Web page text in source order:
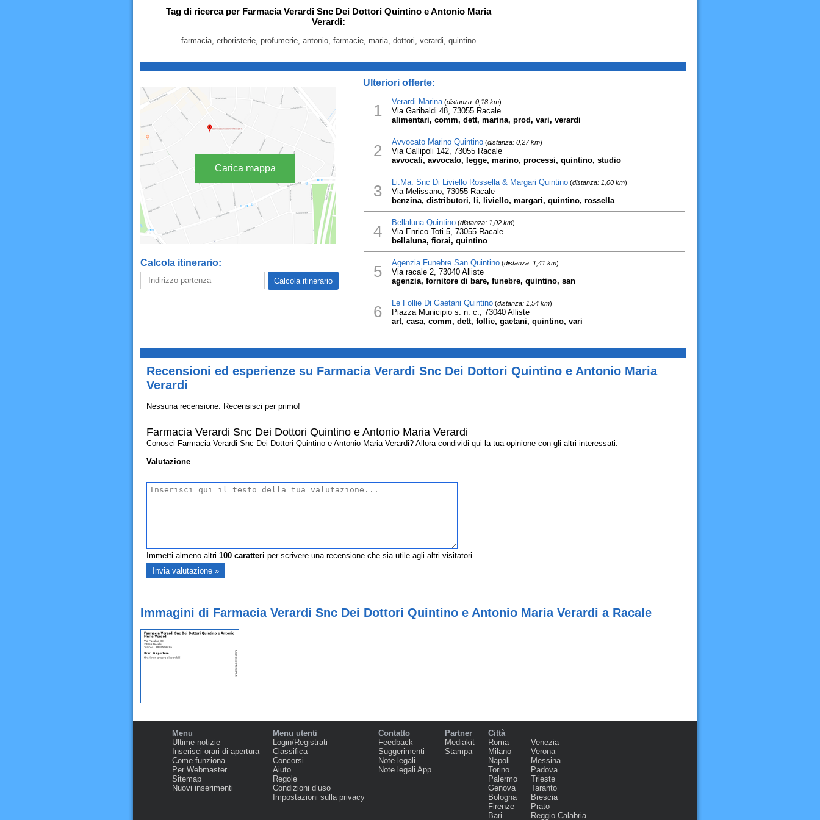
Tag di ricerca per Farmacia Verardi Snc Dei Dottori Quintino e Antonio Maria
Verardi:
farmacia, erboristerie, profumerie, antonio, farmacie, maria, dottori, verardi, quintino
Carica mappa
Calcola itinerario:
Ulteriori offerte:
1 Verardi Marina(distanza: 0,18 km)
Via Garibaldi 48, 73055 Racale
alimentari, comm, dett, marina, prod, vari, verardi
2 Avvocato Marino Quintino(distanza: 0,27 km)
Via Gallipoli 142, 73055 Racale
avvocati, avvocato, legge, marino, processi, quintino, studio
3 Li.Ma. Snc Di Liviello Rossella & Margari Quintino(distanza: 1,00 km)
Via Melissano, 73055 Racale
benzina, distributori, li, liviello, margari, quintino, rossella
4 Bellaluna Quintino(distanza: 1,02 km)
Via Enrico Toti 5, 73055 Racale
bellaluna, fiorai, quintino
5 Agenzia Funebre San Quintino(distanza: 1,41 km)
Via racale 2, 73040 Alliste
agenzia, fornitore di bare, funebre, quintino, san
6 Le Follie Di Gaetani Quintino(distanza: 1,54 km)
Piazza Municipio s. n. c., 73040 Alliste
art, casa, comm, dett, follie, gaetani, quintino, vari
Recensioni ed esperienze su Farmacia Verardi Snc Dei Dottori Quintino e Antonio Maria
Verardi
Nessuna recensione. Recensisci per primo!
Farmacia Verardi Snc Dei Dottori Quintino e Antonio Maria Verardi
Conosci Farmacia Verardi Snc Dei Dottori Quintino e Antonio Maria Verardi? Allora condividi qui la tua opinione con gli altri interessati.
Valutazione
Immetti almeno altri 100caratteri per scrivere una recensione che sia utile agli altri visitatori.
Immagini di Farmacia Verardi Snc Dei Dottori Quintino e Antonio Maria Verardi a Racale
Menu
Ultime notizie
Inserisci orari di apertura
Come funziona
Per Webmaster
Sitemap
Nuovi inserimenti
Menu utenti
Login/Registrati
Classifica
Concorsi
Aiuto
Regole
Condizioni d‘uso
Impostazioni sulla privacy
Contatto
Feedback
Suggerimenti
Note legali
Note legali App
Partner
Mediakit
Stampa
Città
Roma
Milano
Napoli
Torino
Palermo
Genova
Bologna
Firenze
Bari
Venezia
Verona
Messina
Padova
Trieste
Taranto
Brescia
Prato
Reggio Calabria